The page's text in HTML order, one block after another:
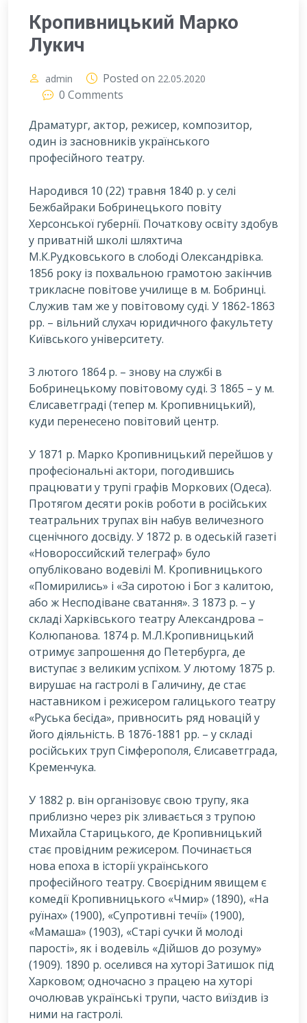
Кропивницький Марко
Лукич
admin Posted on 22.05.2020
0 Comments
Драматург, актор, режисер, композитор,
один із засновників українського
професійного театру.
Народився 10 (22) травня 1840 р. у селі
Бежбайраки Бобринецького повіту
Херсонської губернії. Початкову освіту здобув
у приватній школі шляхтича
М.К.Рудковського в слободі Олександрівка.
1856 року із похвальною грамотою закінчив
трикласне повітове училище в м. Бобринці.
Служив там же у повітовому суді. У 1862-1863
рр. – вільний слухач юридичного факультету
Київського університету.
З лютого 1864 р. – знову на службі в
Бобринецькому повітовому суді. З 1865 – у м.
Єлисаветградi (тепер м. Кропивницький),
куди перенесено повітовий центр.
У 1871 р. Марко Кропивницький перейшов у
професіональні актори, погодившись
працювати у трупі графів Моркових (Одеса).
Протягом десяти років роботи в російських
театральних трупах він набув величезного
сценічного досвіду. У 1872 р. в одеській газеті
«Новороссийский телеграф» було
опубліковано водевілі М. Кропивницького
«Помирились» і «За сиротою і Бог з калитою,
або ж Несподіване сватання». З 1873 р. – у
складі Харківського театру Александрова –
Колюпанова. 1874 р. М.Л.Кропивницький
отримує запрошення до Петербурга, де
виступає з великим успіхом. У лютому 1875 р.
вирушає на гастролі в Галичину, де стає
наставником і режисером галицького театру
«Руська бесіда», привносить ряд новацій у
його діяльність. В 1876-1881 рр. – у складі
російських труп Сімферополя, Єлисаветграда,
Кременчука.
У 1882 р. він організовує свою трупу, яка
приблизно через рік зливається з трупою
Михайла Старицького, де Кропивницький
стає провідним режисером. Починається
нова епоха в історії українського
професійного театру. Своєрідним явищем є
комедії Кропивницького «Чмир» (1890), «На
руїнах» (1900), «Супротивні течії» (1900),
«Мамаша» (1903), «Старі сучки й молоді
парості», як і водевіль «Дійшов до розуму»
(1909). 1890 р. оселився на хуторі Затишок під
Харковом; одночасно з працею на хуторі
очолював українські трупи, часто виїздив із
ними на гастролі.